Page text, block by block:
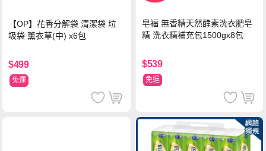
【OP】花香分解袋 清潔袋 垃
圾袋 薰衣草(中) x6包
$499
免運
皂福 無香精天然酵素洗衣肥皂
精 洗衣精補充包1500gx8包
$539
免運